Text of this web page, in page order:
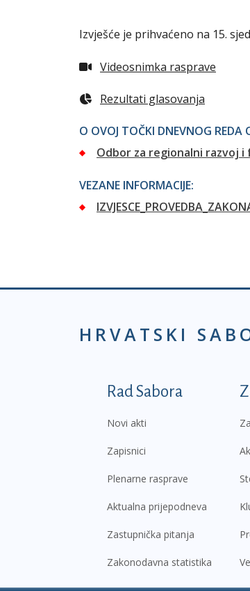
Izvješće je prihvaćeno na 15.
Videosnimka rasprave
Rezultati glasovanja
O OVOJ TOČKI DNEVNOG REDA
Odbor za regionalni razvoj
VEZANE INFORMACIJE:
HRVATSKI
Podnožje prvi
Rad Sabora
Novi akti
Zapisnici
Plenarne rasprave
Aktualna prijepodneva
Zastupnička pitanja
Zakonodavna statistika